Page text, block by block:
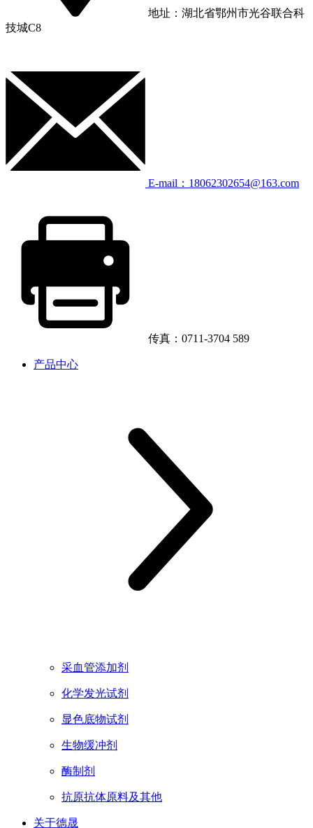
地址：湖北省鄂州市光谷联合科
技城C8
E-mail：18062302654@163.com
传真：0711-3704 589
产品中心
采血管添加剂
化学发光试剂
显色底物试剂
生物缓冲剂
酶制剂
抗原抗体原料及其他
关于德晟